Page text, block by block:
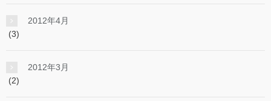
2012年4月
(3)
2012年3月
(2)